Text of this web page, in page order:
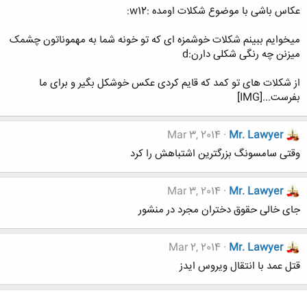
عکاس باشی با موضوع شکلات اومده :w12:
میخوایم ببینم شکلات خوشمزه ای که تو خونه شما به مهموناتون چشمک
میزنن چه رنگی شکلی دارن:d
از شکلات های تو کمد که قایم کردی عکس خوشکل بگیر و برای ما
بفرست...[IMG]
Mr. Lawyer
Mar 3, 2014
وقتی سامسونگ بزرگترین اشتباهش را کرد
Mr. Lawyer
Mar 3, 2014
جای خالی حقوق دختران مجرد در منشور
Mr. Lawyer
Mar 2, 2014
قتل عمد با انتقال ویروس ایدز